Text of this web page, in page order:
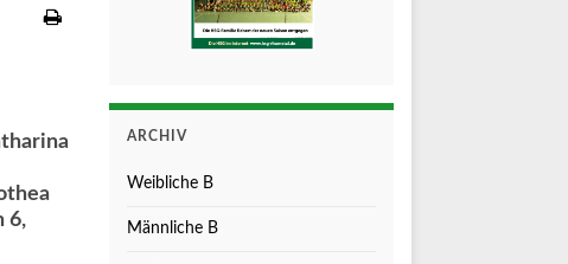
6,
ARCHIV
Weibliche B
Männliche B